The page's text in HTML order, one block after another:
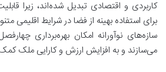
کاربردی و اقتصادی تبدیل شده‌اند، زیرا
برای استفاده بهینه از فضا در شرایط اقلیمی
سازه‌های نوآورانه امکان بهره‌برداری
می‌سازند و به افزایش ارزش و کارایی ملک